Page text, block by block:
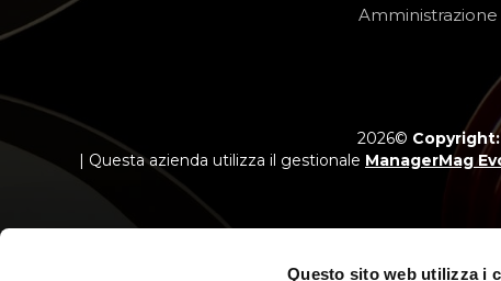
Questo sito web utilizza i
Amministrazione
2026© Copyright:
| Questa azienda utilizza il gestionale ManagerMag